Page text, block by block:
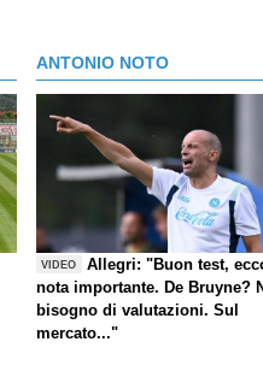
ANTONIO NOTO
VIDEO
Allegri: "Buon test,
nota importante. De Bruyne?
bisogno di valutazioni. Sul
mercato..."